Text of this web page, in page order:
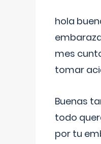
hola
mes
tomar
Buenas
todo
por tu